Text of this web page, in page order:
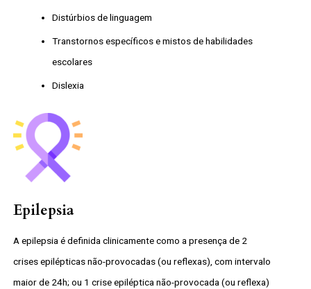
Distúrbios de linguagem
Transtornos específicos e mistos de habilidades
escolares
Dislexia
Epilepsia
A epilepsia é definida clinicamente como a presença de 2
crises epilépticas não-provocadas (ou reflexas), com intervalo
maior de 24h; ou 1 crise epiléptica não-provocada (ou reflexa)